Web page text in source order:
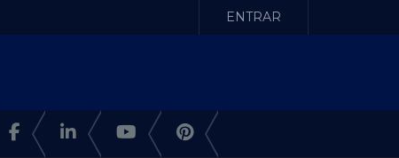
ENTRAR